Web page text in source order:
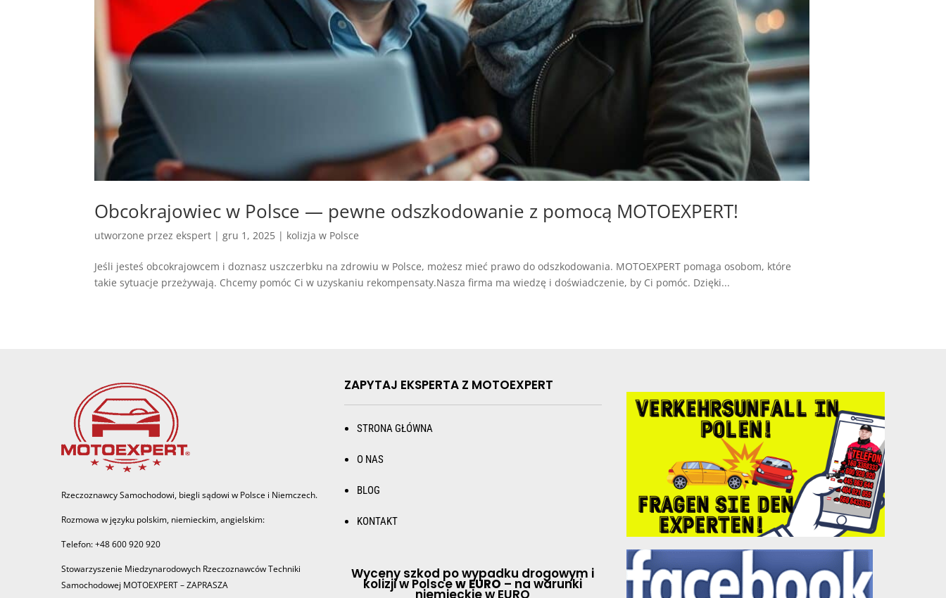
Obcokrajowiec w Polsce — pewne odszkodowanie z pomocą MOTOEXPERT!
utworzone przezekspert |gru 1, 2025 | kolizja w Polsce
Jeśli jesteś obcokrajowcem i doznasz uszczerbku na zdrowiu w Polsce, możesz mieć prawo do odszkodowania. MOTOEXPERT pomaga osobom, które
takie sytuacje przeżywają. Chcemy pomóc Ci w uzyskaniu rekompensaty.Nasza firma ma wiedzę i doświadczenie, by Ci pomóc. Dzięki...
Rzeczoznawcy Samochodowi, biegli sądowi w Polsce i Niemczech.
Rozmowa w języku polskim, niemieckim, angielskim:
Telefon: +48 600 920 920
Stowarzyszenie Miedzynarodowych Rzeczoznawców Techniki
Samochodowej MOTOEXPERT – ZAPRASZA
ZAPYTAJ EKSPERTA Z MOTOEXPERT
STRONA GŁÓWNA
O NAS
BLOG
KONTAKT
Wyceny szkod po wypadku drogowym i
kolizji w Polscew EURO – na warunki